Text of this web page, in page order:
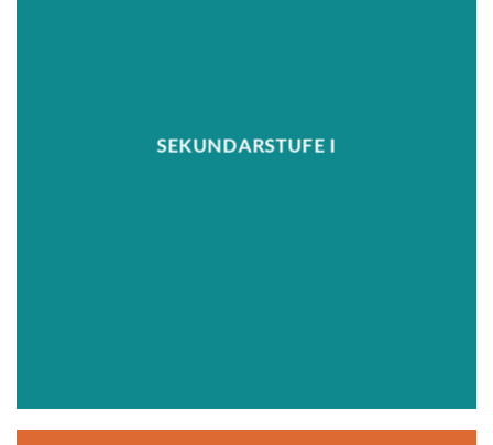
SEKUNDARSTUFE I